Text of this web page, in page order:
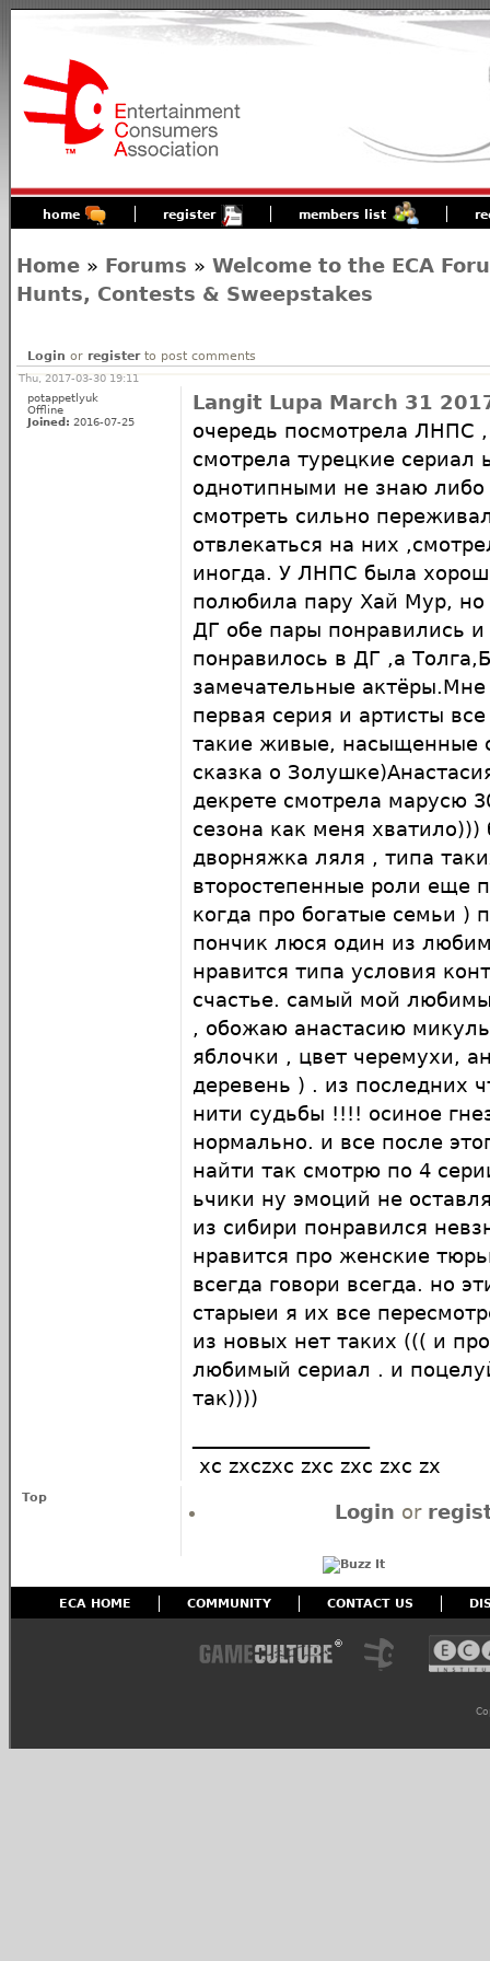
home register members list
Home » Forums » Welcome to the ECA
Hunts, Contests & Sweepstakes
Login or registerto post comments
Thu, 2017-03-30 19:11
potappetlyuk
Offline
Joined: 2016-07-25
Langit Lupa March 31
очередь посмотрела ЛНПС
смотрела турецкие сериал
однотипными не знаю либо
смотреть сильно
отвлекаться на них
иногда. У ЛНПС была
полюбила пару Хай Мур, но
ДГ обе пары понравились
понравилось в ДГ ,а
замечательные
первая серия и артисты
такие живые, насыщенные
сказка о
декрете смотрела марусю
сезона как меня хватило)))
дворняжка ляля , типа
второстепенные роли еще
когда про богатые семьи )
пончик люся один из
нравится типа условия
счастье. самый мой
, обожаю анастасию
яблочки , цвет черемухи,
деревень ) . из последних
нити судьбы !!!! осиное
нормально. и все после
найти так смотрю по 4
ьчики ну эмоций не
из сибири понравился
нравится про женские
всегда говори всегда. но
старыеи я их все
из новых нет таких ((( и
любимый сериал . и
так))))
xc zxczxc zxc zxc zxc zx
Top
Login or
ECA HOME COMMUNITY CONTACT US